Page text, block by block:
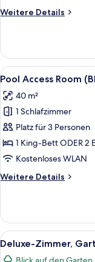
Weitere Details
Weitere
Deluxe
(Bhuri
Wing)
Alle
Fotos
für
Pool
Access
Room
(Bhuri
anzeigen
8
Pool Access Room
40 m²
1 Schlafzimmer
Platz für 3 Personen
1 King-Bett ODER 2
Kostenloses WLAN
Weitere Details
Weitere
Access
Room
(Bhuri
Alle
Fotos
6
Deluxe-Zimmer,